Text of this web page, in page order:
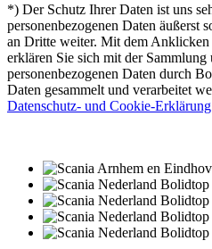
*) Der Schutz Ihrer Daten ist uns
personenbezogenen Daten äußerst
an Dritte weiter. Mit dem
erklären Sie sich mit der
personenbezogenen Daten durch
Daten gesammelt und verarbeitet
Datenschutz- und Cookie-Erklärung